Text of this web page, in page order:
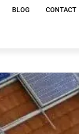
BLOG CONTACT